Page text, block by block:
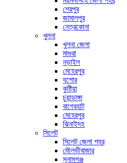
শেরপুর
জামালপুর
নেত্রকোনা
খুলনা
খুলনা জেলা
মাগুরা
নড়াইল
মেহেরপুর
যশোর
কুষ্টিয়া
চুয়াডাঙ্গা
বাগেরহাট
মেহেরপুর
ঝিনাইদহ
সিলেট
সিলেট জেলা শহর
মৌলভীবাজার
সুনামগঞ্জ